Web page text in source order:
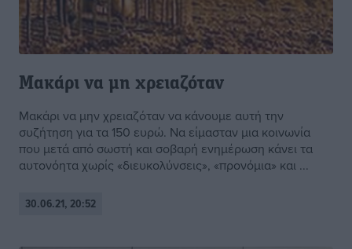
Μακάρι να μη χρειαζόταν
Μακάρι να μην χρειαζόταν να κάνουμε αυτή την
συζήτηση για τα 150 ευρώ. Να είμασταν μια κοινωνία
που μετά από σωστή και σοβαρή ενημέρωση κάνει τα
αυτονόητα χωρίς «διευκολύνσεις», «προνόμια» και ...
30.06.21, 20:52